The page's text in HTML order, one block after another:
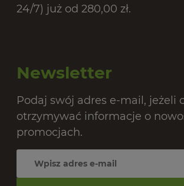
24/7) już od 280,00 zł.
Newsletter
Podaj swój adres e-mail, jeżeli
otrzymywać informacje o
promocjach.